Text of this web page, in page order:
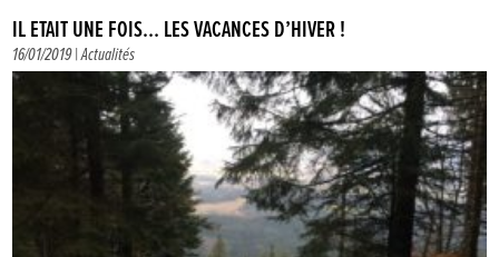
IL ÉTAIT UNE FOIS… LES VACANCES D’HIVER !
16/01/2019 |Actualités